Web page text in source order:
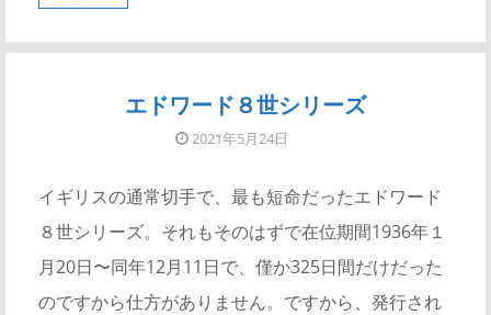
エドワード８世シリーズ
2021年5月24日
イギリスの通常切手で、最も短命だったエドワード
８世シリーズ。それもそのはずで在位期間1936年１
月20日〜同年12月11日で、僅か325日間だけだった
のですから仕方がありません。ですから、発行され